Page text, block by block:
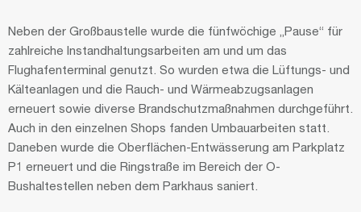
Neben der Großbaustelle wurde die fünfwöchige „Pause“ für
zahlreiche Instandhaltungsarbeiten am und um das
Flughafenterminal genutzt. So wurden etwa die Lüftungs- und
Kälteanlagen und die Rauch- und Wärmeabzugsanlagen
erneuert sowie diverse Brandschutzmaßnahmen durchgeführt.
Auch in den einzelnen Shops fanden Umbauarbeiten statt.
Daneben wurde die Oberflächen-Entwässerung am Parkplatz
P1 erneuert und die Ringstraße im Bereich der O-
Bushaltestellen neben dem Parkhaus saniert.